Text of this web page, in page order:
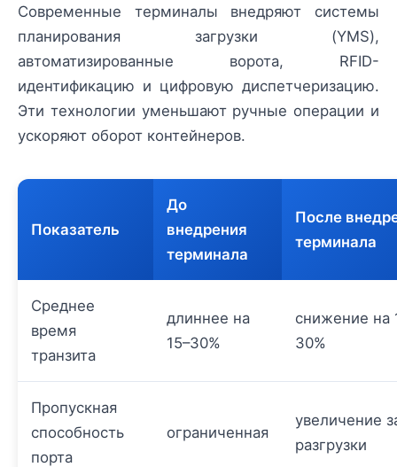
Современные терминалы внедряют системы
планирования загрузки (YMS),
автоматизированные ворота, RFID-
идентификацию и цифровую диспетчеризацию.
Эти технологии уменьшают ручные операции и
ускоряют оборот контейнеров.
Показатель
До
внедрения
терминала
После
терминала
Среднее
время
транзита
длиннее на
15–30%
снижение на
30%
Пропускная
способность
порта
ограниченная
увеличение
разгрузки